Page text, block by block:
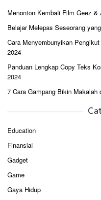
Menonton Kembali Film Geez &
Belajar Melepas Seseorang
Cara Menyembunyikan
2024
Panduan Lengkap Copy Teks
2024
7 Cara Gampang Bikin
Education
Finansial
Gadget
Game
Gaya Hidup